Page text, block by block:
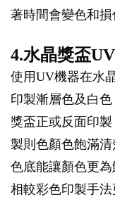
著時間會變色和損
4.水晶獎盃
使用UV機器在水
印製漸層色及白
獎盃正或反面印
製則色顏色飽滿
色底能讓顏色更
相較彩色印製手法